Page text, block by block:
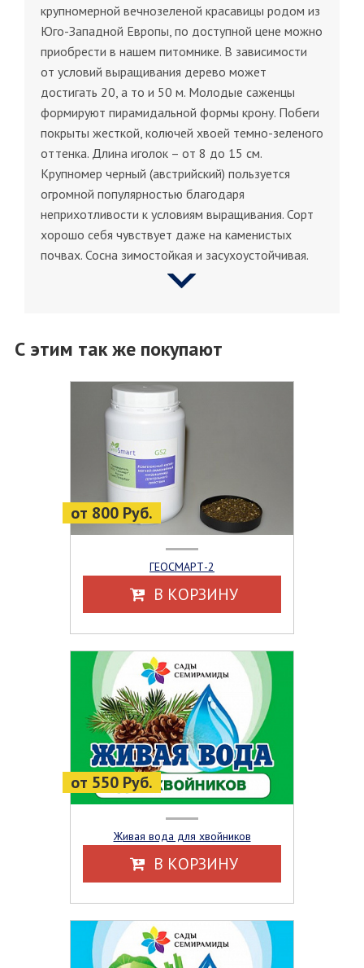
крупномерной вечнозеленой красавицы родом из
Юго-Западной Европы, по доступной цене можно
приобрести в нашем питомнике. В зависимости
от условий выращивания дерево может
достигать 20, а то и 50 м. Молодые саженцы
формируют пирамидальной формы крону. Побеги
покрыты жесткой, колючей хвоей темно-зеленого
оттенка. Длина иголок – от 8 до 15 см.
Крупномер черный (австрийский) пользуется
огромной популярностью благодаря
неприхотливости к условиям выращивания. Сорт
хорошо себя чувствует даже на каменистых
почвах. Сосна зимостойкая и засухоустойчивая.
С этим так же покупают
от 800 Руб.
ГЕОСМАРТ-2
В КОРЗИНУ
от 550 Руб.
Живая вода для хвойников
В КОРЗИНУ